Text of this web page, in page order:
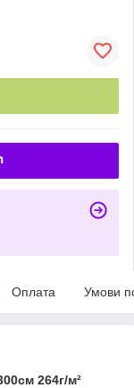
Оплата Умови
264г/м²